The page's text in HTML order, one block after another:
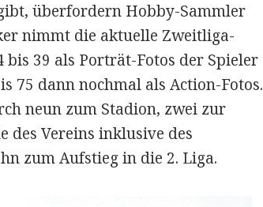
überfordern Hobby-Sammler
nimmt die aktuelle Zweitliga-
39 als Porträt-Fotos der Spieler
75 dann nochmal als Action-Fotos.
neun zum Stadion, zwei zur
des Vereins inklusive des
zum Aufstieg in die 2. Liga.